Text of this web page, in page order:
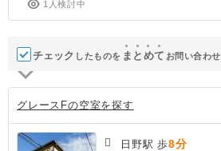
1人検討中
チェック したものを ま と めて お問い合わせ
グレースFの空室を探す
日野駅 歩8分